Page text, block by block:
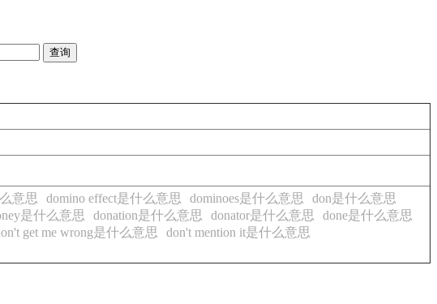
意思 domino effect是什么意思 dominoes是什么意思
don是什么意思
是什么意思 donation是什么意思 donator是什么意思
done是什么意思
get me wrong是什么意思
don't mention it是什么意思